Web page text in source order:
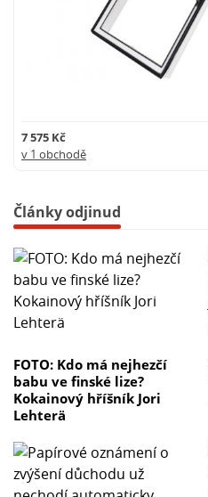
7 575 Kč
v 1 obchodě
Články odjinud
FOTO: Kdo má nejhezčí
babu ve finské lize?
Kokainový hříšník Jori
Lehterä